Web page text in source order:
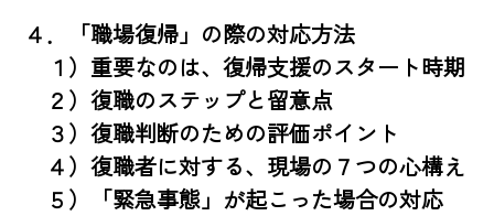
４．「職場復帰」の際の対応方法
１）重要なのは、復帰支援のスタート時期
２）復職のステップと留意点
３）復職判断のための評価ポイント
４）復職者に対する、現場の７つの心構え
５）「緊急事態」が起こった場合の対応